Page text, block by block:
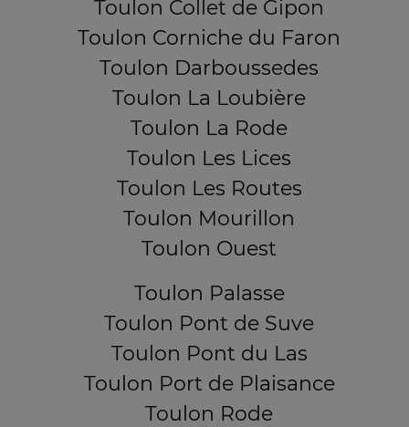
Toulon Collet de Gipon
Toulon Corniche du Faron
Toulon Darboussedes
Toulon La Loubière
Toulon La Rode
Toulon Les Lices
Toulon Les Routes
Toulon Mourillon
Toulon Ouest
Toulon Palasse
Toulon Pont de Suve
Toulon Pont du Las
Toulon Port de Plaisance
Toulon Rode